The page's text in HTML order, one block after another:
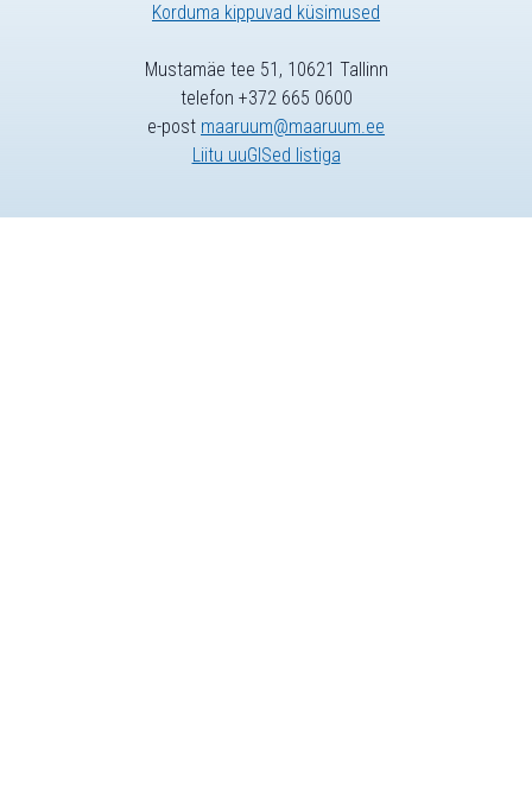
Korduma kippuvad küsimused
Mustamäe tee 51, 10621 Tallinn
telefon +372 665 0600
e-post maaruum@maaruum.ee
Liitu uuGISed listiga